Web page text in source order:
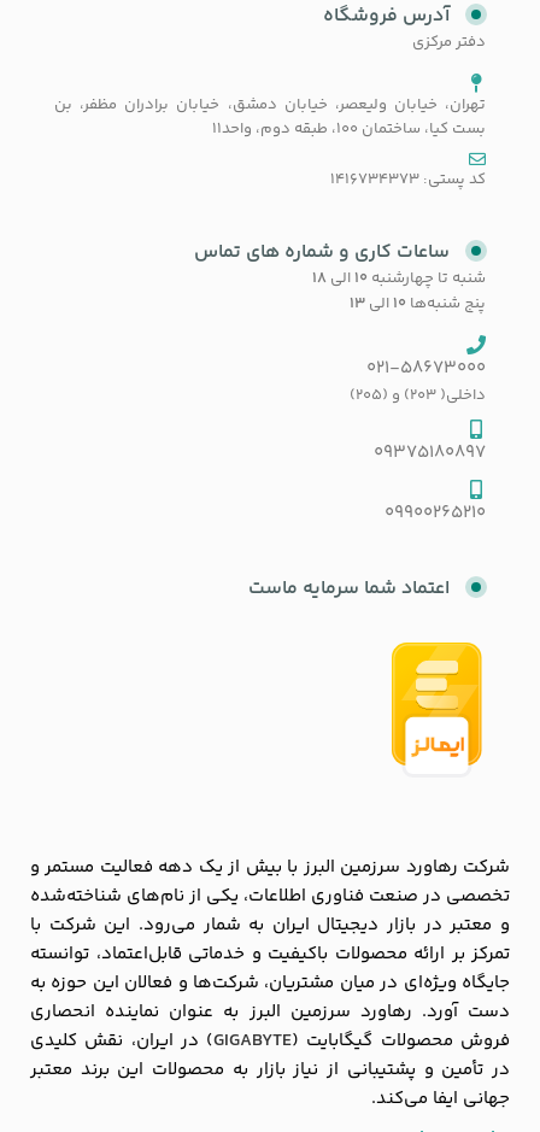
آدرس فروشگاه
دفتر مرکزی
تهران، خیابان ولیعصر، خیابان دمشق، خیابان برادران مظفر، بن
بست کیا، ساختمان 100، طبقه دوم، واحد11
کد پستی: 1416734373
ساعات کاری و شماره های تماس
شنبه تا چهارشنبه ۱۰ الی ۱۸
پنج شنبه‌ها ۱۰ الی ۱۳
021-58673000
داخلی( 203) و (205)
09375180897
09900265210
اعتماد شما سرمایه ماست
شرکت رهاورد سرزمین البرز با بیش از یک دهه فعالیت مستمر و
تخصصی در صنعت فناوری اطلاعات، یکی از نام‌های شناخته‌شده
و معتبر در بازار دیجیتال ایران به شمار می‌رود. این شرکت با
تمرکز بر ارائه محصولات باکیفیت و خدماتی قابل‌اعتماد، توانسته
جایگاه ویژه‌ای در میان مشتریان، شرکت‌ها و فعالان این حوزه به
دست آورد. رهاورد سرزمین البرز به عنوان نماینده انحصاری
فروش محصولات گیگابایت (GIGABYTE) در ایران، نقش کلیدی
در تأمین و پشتیبانی از نیاز بازار به محصولات این برند معتبر
جهانی ایفا می‌کند.